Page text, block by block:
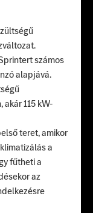
számos
alapjává.
115 kW-
teret, amikor
a
fűtheti a
az